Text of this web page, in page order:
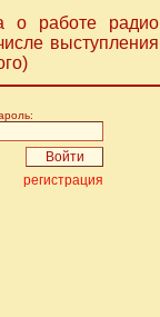
о работе радио
выступления
регистрация